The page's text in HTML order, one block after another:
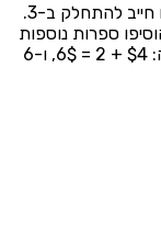
כדי לבנות מספר שמתחלק ב-3, סכום ספרותיו חייב להתחלק ב-3.
ספרות נוספות
כך שהסכום הכולל יישאר מתחלק ב-3. לדוגמה: $4 + 2 = 6$, ו-6